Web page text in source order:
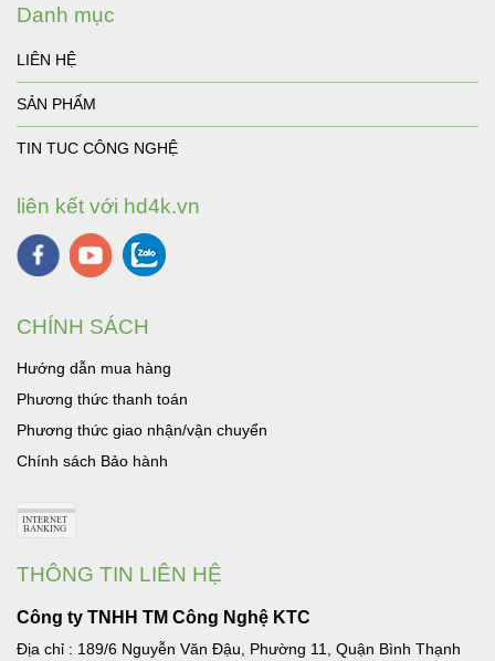
Danh mục
LIÊN HỆ
SẢN PHẨM
TIN TUC CÔNG NGHỆ
liên kết với hd4k.vn
CHÍNH SÁCH
Hướng dẫn mua hàng
Phương thức thanh toán
Phương thức giao nhận/vận chuyển
Chính sách Bảo hành
THÔNG TIN LIÊN HỆ
Công ty TNHH TM Công Nghệ KTC
Địa chỉ : 189/6 Nguyễn Văn Đậu, Phường 11, Quận Bình Thạnh